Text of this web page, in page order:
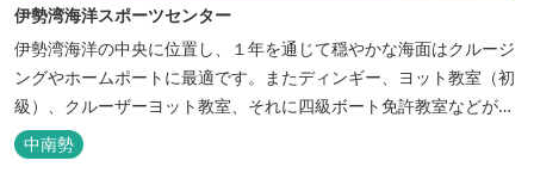
伊勢湾海洋スポーツセンター
伊勢湾海洋の中央に位置し、１年を通じて穏やかな海面はクルージ
ングやホームポートに最適です。またディンギー、ヨット教室（初
級）、クルーザーヨット教室、それに四級ボート免許教室などが開
催されています。レンタルヨットもあります。
中南勢